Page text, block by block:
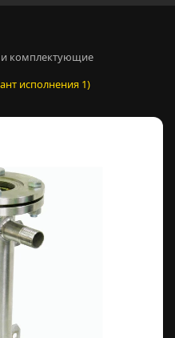
и комплектующие
исполнения 1)